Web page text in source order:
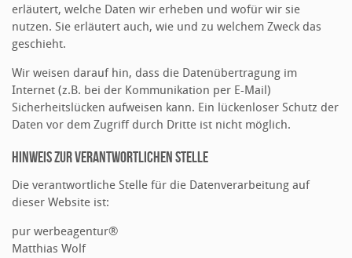
erläutert, welche Daten wir erheben und wofür wir sie
nutzen. Sie erläutert auch, wie und zu welchem Zweck das
geschieht.
Wir weisen darauf hin, dass die Datenübertragung im
Internet (z.B. bei der Kommunikation per E-Mail)
Sicherheitslücken aufweisen kann. Ein lückenloser Schutz der
Daten vor dem Zugriff durch Dritte ist nicht möglich.
Hinweis zur verantwortlichen Stelle
Die verantwortliche Stelle für die Datenverarbeitung auf
dieser Website ist:
pur werbeagentur®
Matthias Wolf